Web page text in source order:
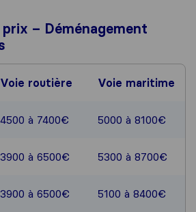
– Déménagement
Voie routière Voie maritime
4500 à 7400€ 5000 à 8100€
3900 à 6500€ 5300 à 8700€
3900 à 6500€ 5100 à 8400€